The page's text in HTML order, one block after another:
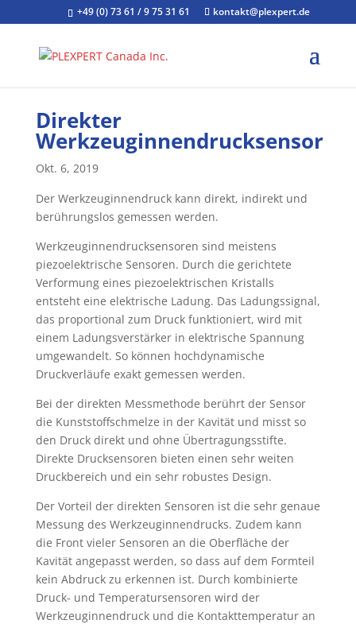
+49 (0) 73 61 / 9 75 31 61 kontakt@plexpert.de
Direkter
Werkzeuginnendrucksensor
Okt. 6, 2019
Der Werkzeuginnendruck kann direkt, indirekt und
berührungslos gemessen werden.
Werkzeuginnendrucksensoren sind meistens
piezoelektrische Sensoren. Durch die gerichtete
Verformung eines piezoelektrischen Kristalls
entsteht eine elektrische Ladung. Das Ladungssignal,
das proportional zum Druck funktioniert, wird mit
einem Ladungsverstärker in elektrische Spannung
umgewandelt. So können hochdynamische
Druckverläufe exakt gemessen werden.
Bei der direkten Messmethode berührt der Sensor
die Kunststoffschmelze in der Kavität und misst so
den Druck direkt und ohne Übertragungsstifte.
Direkte Drucksensoren bieten einen sehr weiten
Druckbereich und ein sehr robustes Design.
Der Vorteil der direkten Sensoren ist die sehr genaue
Messung des Werkzeuginnendrucks. Zudem kann
die Front vieler Sensoren an die Oberfläche der
Kavität angepasst werden, so dass auf dem Formteil
kein Abdruck zu erkennen ist. Durch kombinierte
Druck- und Temperatursensoren wird der
Werkzeuginnendruck und die Kontakttemperatur an